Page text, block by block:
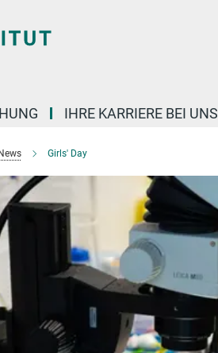
IHRE KARRIERE BEI UNS
News Girls' Day